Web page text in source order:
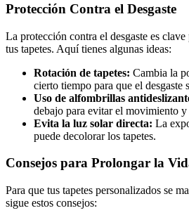
Protección Contra el Desgaste
La protección contra el desgaste es
tus tapetes. Aquí tienes algunas ideas:
Rotación de tapetes: Cambia la
cierto tiempo para que el desgaste
Uso de alfombrillas
debajo para evitar el movimiento
Evita la luz solar directa: La
puede decolorar los tapetes.
Consejos para Prolongar la
Para que tus tapetes personalizados se
sigue estos consejos: